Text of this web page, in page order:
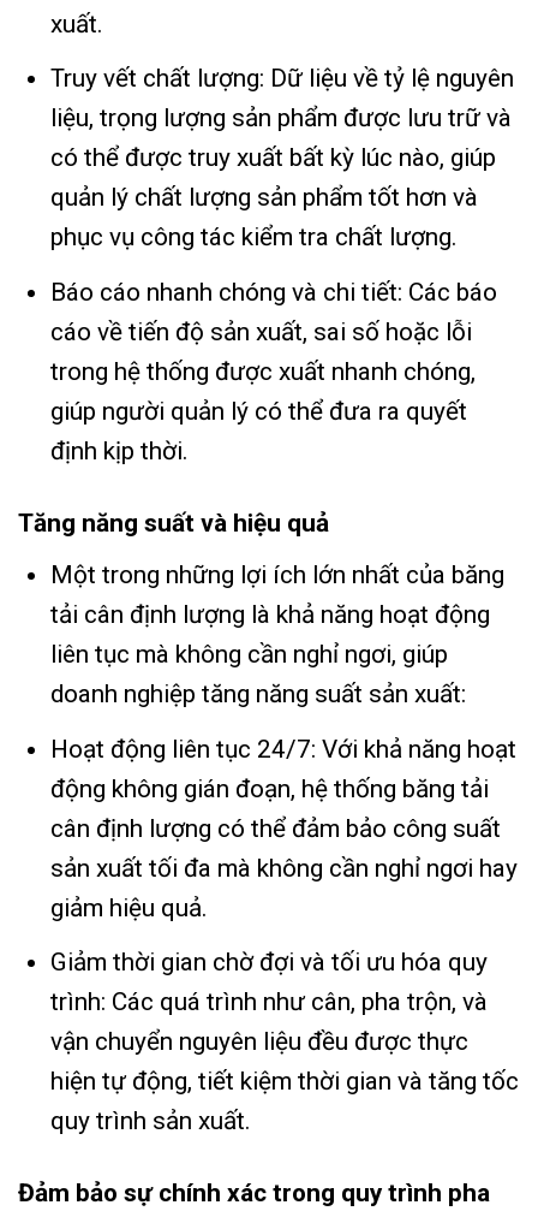
xuất.
Truy vết chất lượng: Dữ liệu về tỷ lệ nguyên
liệu, trọng lượng sản phẩm được lưu trữ và
có thể được truy xuất bất kỳ lúc nào, giúp
quản lý chất lượng sản phẩm tốt hơn và
phục vụ công tác kiểm tra chất lượng.
Báo cáo nhanh chóng và chi tiết: Các báo
cáo về tiến độ sản xuất, sai số hoặc lỗi
trong hệ thống được xuất nhanh chóng,
giúp người quản lý có thể đưa ra quyết
định kịp thời.
Tăng năng suất và hiệu quả
Một trong những lợi ích lớn nhất của băng
tải cân định lượng là khả năng hoạt động
liên tục mà không cần nghỉ ngơi, giúp
doanh nghiệp tăng năng suất sản xuất:
Hoạt động liên tục 24/7: Với khả năng hoạt
động không gián đoạn, hệ thống băng tải
cân định lượng có thể đảm bảo công suất
sản xuất tối đa mà không cần nghỉ ngơi hay
giảm hiệu quả.
Giảm thời gian chờ đợi và tối ưu hóa quy
trình: Các quá trình như cân, pha trộn, và
vận chuyển nguyên liệu đều được thực
hiện tự động, tiết kiệm thời gian và tăng tốc
quy trình sản xuất.
Đảm bảo sự chính xác trong quy trình pha